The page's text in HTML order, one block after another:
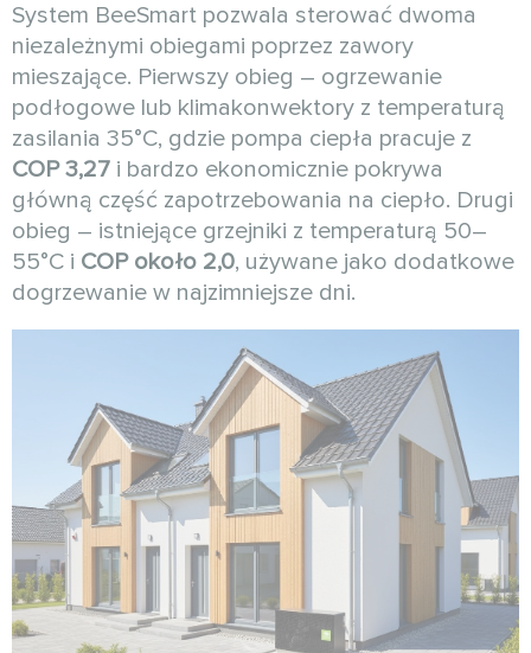
System BeeSmart pozwala sterować dwoma
niezależnymi obiegami poprzez zawory
mieszające. Pierwszy obieg – ogrzewanie
podłogowe lub klimakonwektory z temperaturą
zasilania 35°C, gdzie pompa ciepła pracuje z
COP 3,27 i bardzo ekonomicznie pokrywa
główną część zapotrzebowania na ciepło. Drugi
obieg – istniejące grzejniki z temperaturą 50–
55°C i COP około 2,0, używane jako dodatkowe
dogrzewanie w najzimniejsze dni.